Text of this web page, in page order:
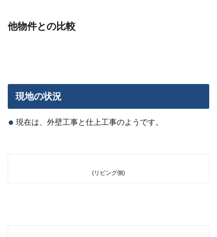
他物件との比較
現地の状況
現在は、外壁工事と仕上工事のようです。
(リビング側)